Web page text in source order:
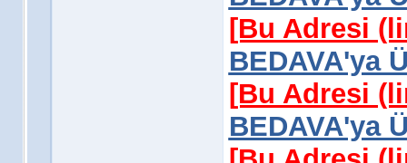
[Bu Adresi
BEDAVA'ya
[Bu Adresi
BEDAVA'ya